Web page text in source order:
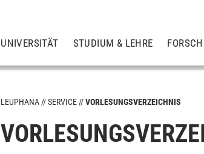
UNIVERSITÄT STUDIUM & LEHRE
LEUPHANA SERVICE VORLESUNGSVERZEICHNIS